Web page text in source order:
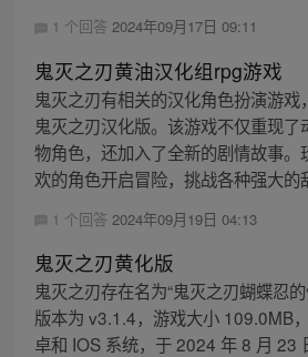
1 个回答 2024年09月17日 09:11
鬼灭之刃黄油汉化组rpg游戏
鬼灭之刃有相关的汉化角色扮演游
鬼灭之刃汉化版。该游戏不仅重现了
物角色，还加入了全新的剧情故事。
欢的角色开启冒险，挑战各种强大的
1 个回答 2024年09月19日 04:13
鬼灭之刃黄化版
鬼灭之刃存在名为“鬼灭之刃蝴蝶忍的
版本为 v3.1.4，游戏大小 109.0MB
卓和 IOS 系统，于 2024 年 8 月 23